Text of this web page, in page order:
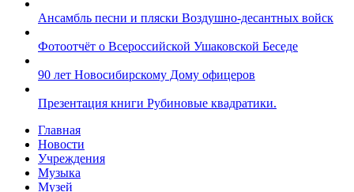
Ансамбль песни и пляски Воздушно-десантных войск
Фотоотчёт о Всероссийской Ушаковской Беседе
90 лет Новосибирскому Дому офицеров
Презентация книги Рубиновые квадратики.
Главная
Новости
Учреждения
Музыка
Музей